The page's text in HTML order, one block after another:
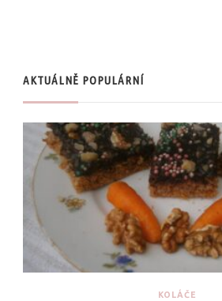
AKTUÁLNĚ POPULÁRNÍ
KOLÁČE